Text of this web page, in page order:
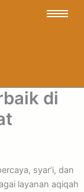
di
syar’i, dan
layanan aqiqah